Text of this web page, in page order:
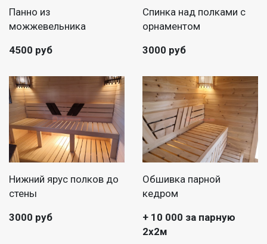
Панно из
можжевельника
4500 руб
Спинка над полками с
орнаментом
3000 руб
Нижний ярус полков до
стены
3000 руб
Обшивка парной
кедром
+ 10 000 за парную
2х2м